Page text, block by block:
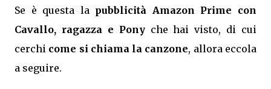
Se è questa la pubblicità Amazon Prime con
Cavallo, ragazza e Ponyche hai visto, di cui
cerchi come si chiama la canzone, allora eccola
a seguire.